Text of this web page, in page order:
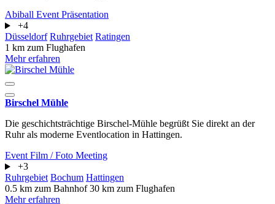
Abiball Event Präsentation
+4
Düsseldorf Ruhrgebiet Ratingen
1 km zum Flughafen
Mehr erfahren
Birschel Mühle
Die geschichtsträchtige Birschel-Mühle begrüßt Sie direkt an der
Ruhr als moderne Eventlocation in Hattingen.
Event Film / Foto Meeting
+3
Ruhrgebiet Bochum Hattingen
0.5 km zum Bahnhof30 km zum Flughafen
Mehr erfahren